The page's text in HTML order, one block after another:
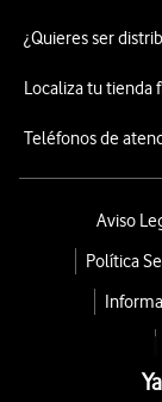
¿Quieres ser
Localiza tu tienda
Teléfonos de
Aviso
Política